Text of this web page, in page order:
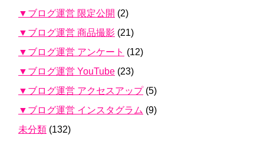
▼ブログ運営 限定公開 (2)
▼ブログ運営 商品撮影 (21)
▼ブログ運営 アンケート (12)
▼ブログ運営 YouTube (23)
▼ブログ運営 アクセスアップ(5)
▼ブログ運営 インスタグラム (9)
未分類 (132)